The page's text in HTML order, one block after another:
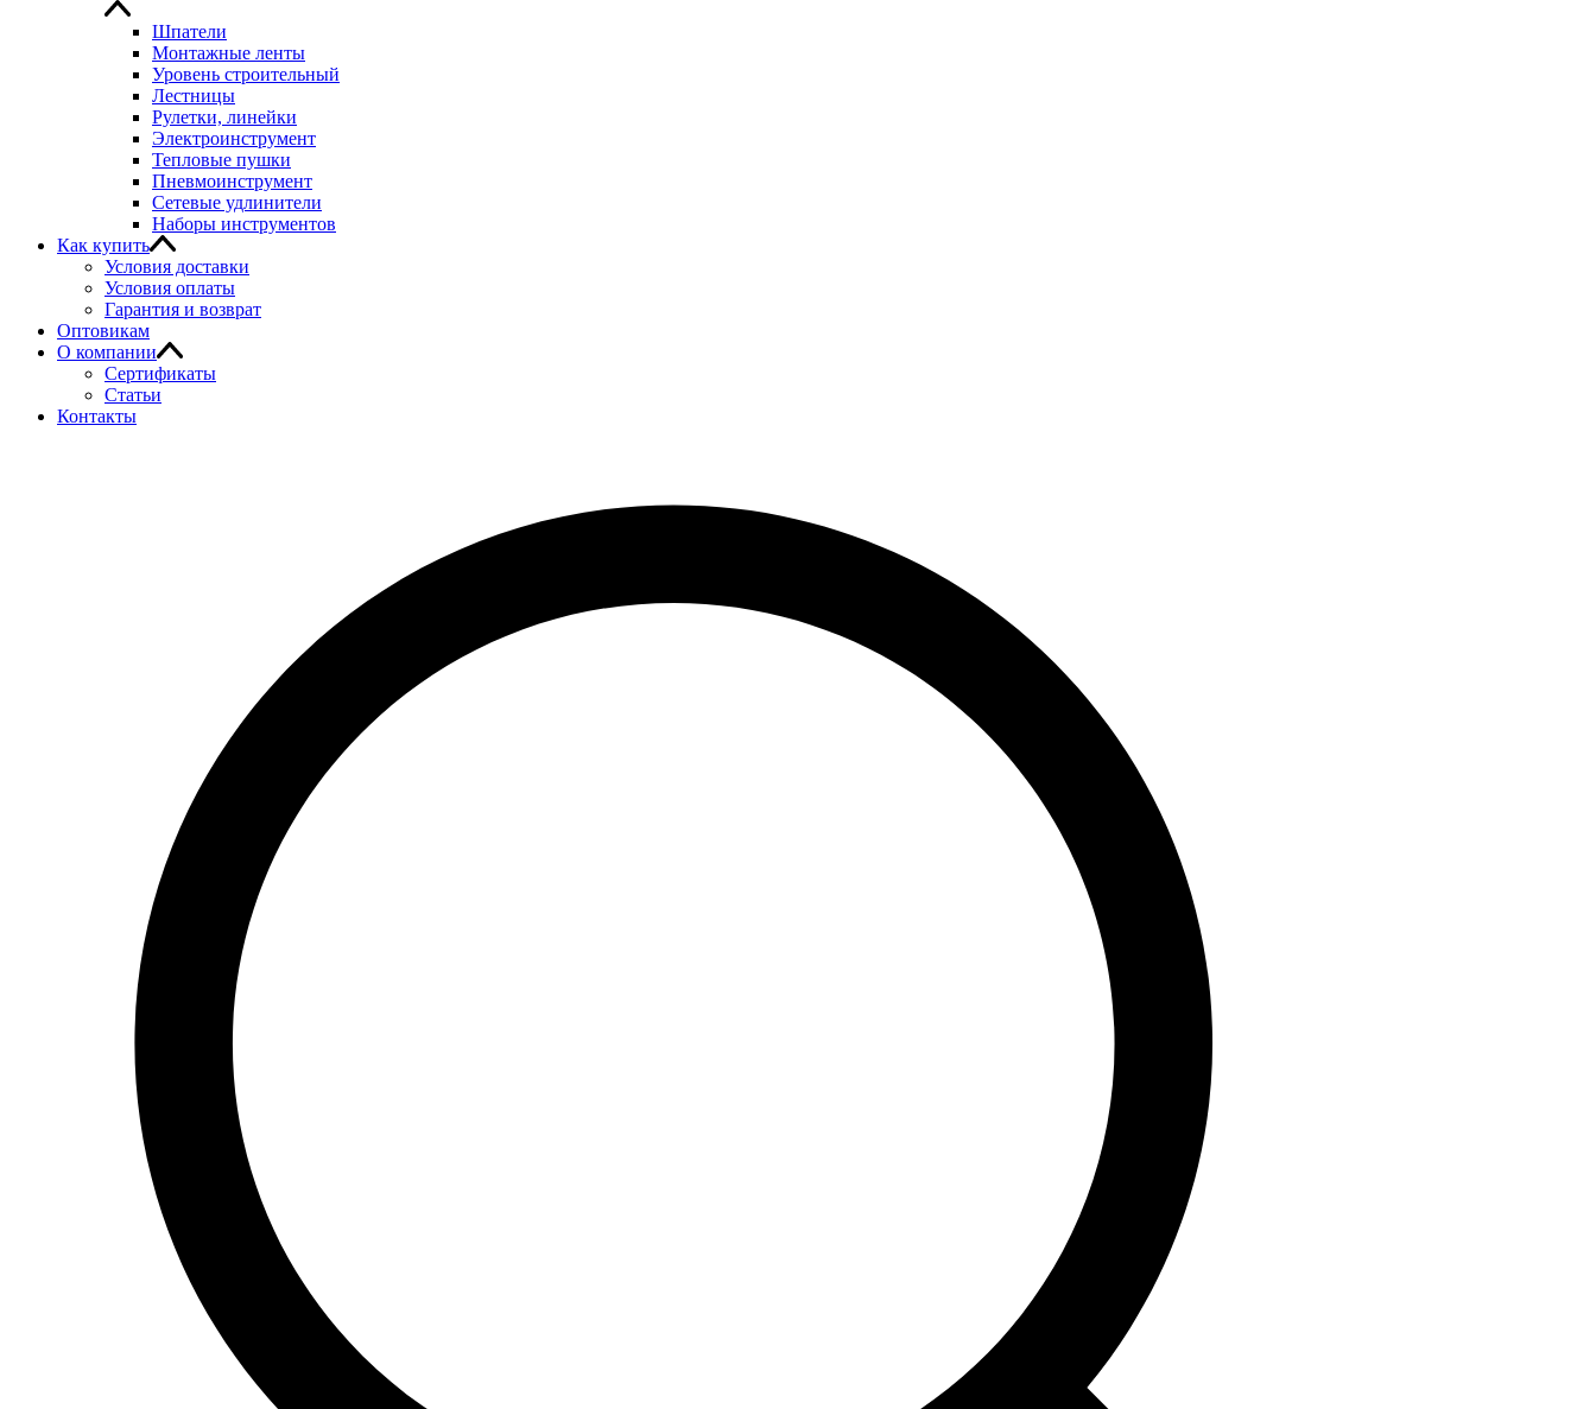
Шпатели
Монтажные ленты
Уровень строительный
Лестницы
Рулетки, линейки
Электроинструмент
Тепловые пушки
Пневмоинструмент
Сетевые удлинители
Наборы инструментов
Как купить
Условия доставки
Условия оплаты
Гарантия и возврат
Оптовикам
О компании
Сертификаты
Статьи
Контакты